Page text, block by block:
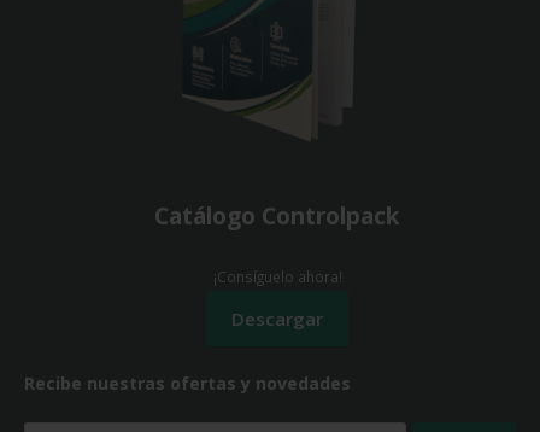
Recibe nuestras ofertas y novedades
Catálogo Controlpack
¡Consíguelo ahora!